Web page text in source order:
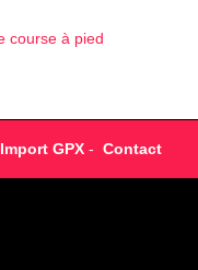
Import GPX- Contact